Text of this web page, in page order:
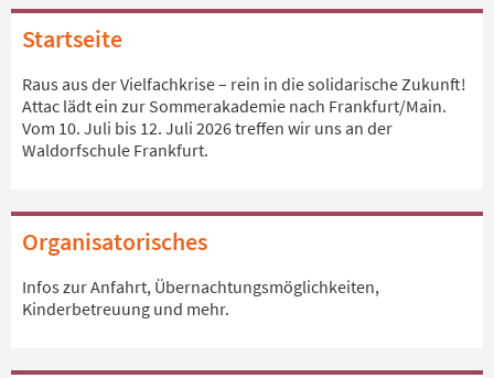
Startseite
Raus aus der Vielfachkrise – rein in die solidarische Zukunft!
Attac lädt ein zur Sommerakademie nach Frankfurt/Main.
Vom 10. Juli bis 12. Juli 2026 treffen wir uns an der
Waldorfschule Frankfurt.
Organisatorisches
Infos zur Anfahrt, Übernachtungsmöglichkeiten,
Kinderbetreuung und mehr.